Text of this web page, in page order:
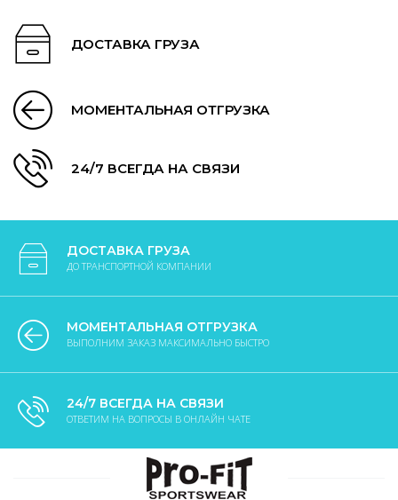
ДОСТАВКА ГРУЗА
МОМЕНТАЛЬНАЯ ОТГРУЗКА
24/7 ВСЕГДА НА СВЯЗИ
ДОСТАВКА ГРУЗА
ДО ТРАНСПОРТНОЙ КОМПАНИИ
МОМЕНТАЛЬНАЯ ОТГРУЗКА
ВЫПОЛНИМ ЗАКАЗ МАКСИМАЛЬНО БЫСТРО
24/7 ВСЕГДА НА СВЯЗИ
ОТВЕТИМ НА ВОПРОСЫ В ОНЛАЙН ЧАТЕ